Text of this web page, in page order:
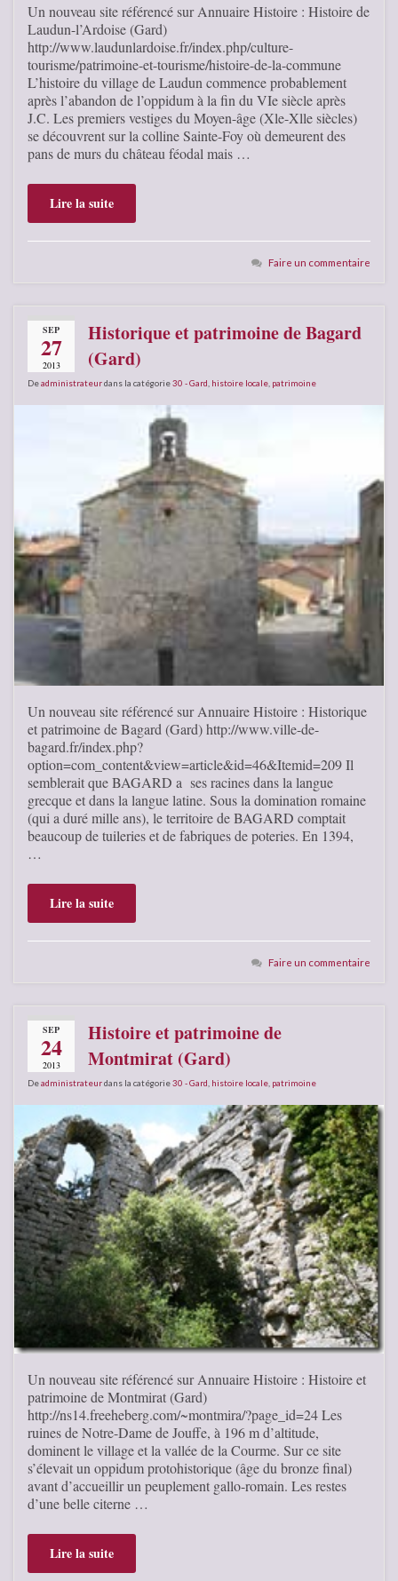
Un nouveau site référencé sur Annuaire Histoire : Histoire de
Laudun-l’Ardoise (Gard)
http://www.laudunlardoise.fr/index.php/culture-
tourisme/patrimoine-et-tourisme/histoire-de-la-commune
L’histoire du village de Laudun commence probablement
après l’abandon de l’oppidum à la fin du VIe siècle après
J.C. Les premiers vestiges du Moyen-âge (Xle-Xlle siècles)
se découvrent sur la colline Sainte-Foy où demeurent des
pans de murs du château féodal mais …
Lire la suite
Faire un commentaire
SEP
27
2013
Historique et patrimoine de Bagard
(Gard)
Deadministrateurdans la catégorie30 - Gard histoire locale patrimoine
Un nouveau site référencé sur Annuaire Histoire : Historique
et patrimoine de Bagard (Gard) http://www.ville-de-
bagard.fr/index.php?
option=com_content&view=article&id=46&Itemid=209 Il
semblerait que BAGARD a ses racines dans la langue
grecque et dans la langue latine. Sous la domination romaine
(qui a duré mille ans), le territoire de BAGARD comptait
beaucoup de tuileries et de fabriques de poteries. En 1394,
…
Lire la suite
Faire un commentaire
SEP
24
2013
Histoire et patrimoine de
Montmirat (Gard)
Deadministrateurdans la catégorie30 - Gard histoire locale patrimoine
Un nouveau site référencé sur Annuaire Histoire : Histoire et
patrimoine de Montmirat (Gard)
http://ns14.freeheberg.com/~montmira/?page_id=24 Les
ruines de Notre-Dame de Jouffe, à 196 m d’altitude,
dominent le village et la vallée de la Courme. Sur ce site
s’élevait un oppidum protohistorique (âge du bronze final)
avant d’accueillir un peuplement gallo-romain. Les restes
d’une belle citerne …
Lire la suite